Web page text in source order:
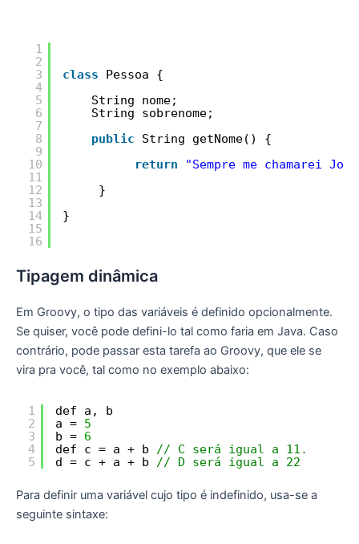
1
2
3
4
5
6
7
8
9
10
11
12
13
14
15
16
class
Pessoa {
String nome;
String sobrenome;
public
String getNome() {
return
"Sempre me chamarei
}
}
Tipagem dinâmica
Em Groovy, o tipo das variáveis é definido opcionalmente.
Se quiser, você pode defini-lo tal como faria em Java. Caso
contrário, pode passar esta tarefa ao Groovy, que ele se
vira pra você, tal como no exemplo abaixo:
1
2
3
4
5
def a, b
a = 5
b = 6
def c = a + b
// C será igual a 11.
d = c + a + b
// D será igual a 22
Para definir uma variável cujo tipo é indefinido, usa-se a
seguinte sintaxe: